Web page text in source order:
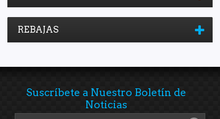
REBAJAS
Suscríbete a Nuestro Boletín de
Noticias